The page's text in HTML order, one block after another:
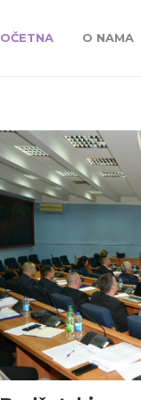
O NAMA